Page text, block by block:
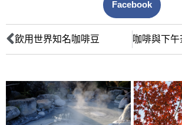
Facebook
飲用世界知名咖啡豆